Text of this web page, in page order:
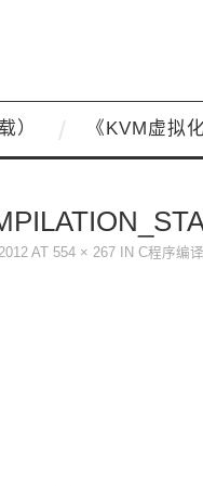
） 《KVM虚拟
AT 554 × 267 IN C程序编